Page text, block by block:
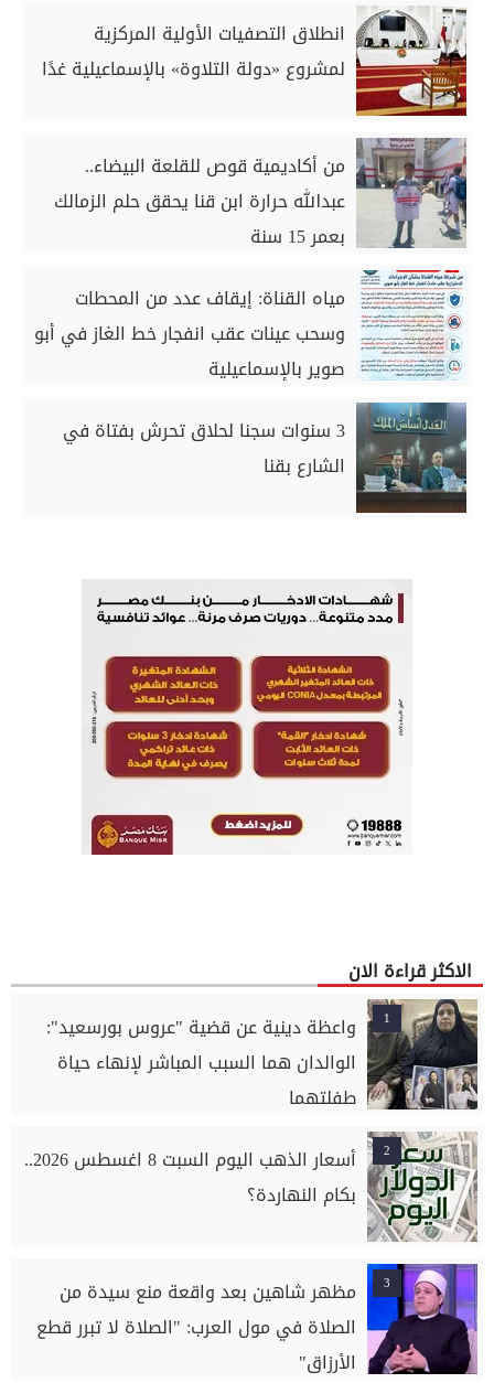
انطلاق التصفيات الأولية المركزية
لمشروع «دولة التلاوة» بالإسماعيلية غدًا
من أكاديمية قوص للقلعة البيضاء..
عبدالله حرارة ابن قنا يحقق حلم الزمالك
بعمر 15 سنة
مياه القناة: إيقاف عدد من المحطات
وسحب عينات عقب انفجار خط الغاز في أبو
صوير بالإسماعيلية
3 سنوات سجنا لحلاق تحرش بفتاة في
الشارع بقنا
الاكثر قراءة الان
1
واعظة دينية عن قضية "عروس بورسعيد":
الوالدان هما السبب المباشر لإنهاء حياة
طفلتهما
2
أسعار الذهب اليوم السبت 8 اغسطس 2026..
بكام النهاردة؟
3
مظهر شاهين بعد واقعة منع سيدة من
الصلاة في مول العرب: "الصلاة لا تبرر قطع
الأرزاق"